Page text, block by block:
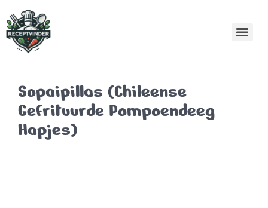
Sopaipillas (Chileense
Gefrituurde Pompoendeeg
Hapjes)